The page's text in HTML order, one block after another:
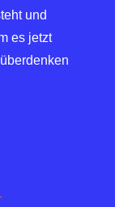
und
es jetzt